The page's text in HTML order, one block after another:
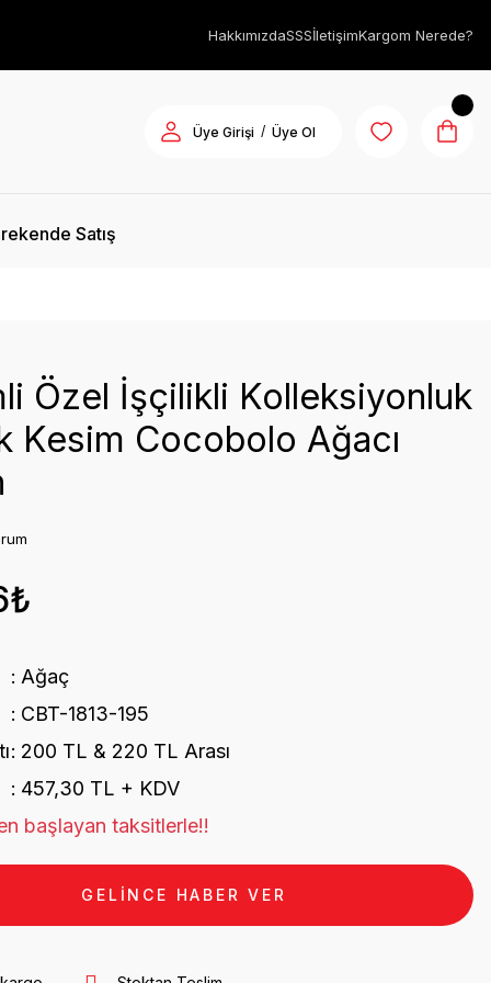
HakkımızdaSSSİletişimKargom Nerede?
Üye Girişi / Üye Ol
Satış
Özel İşçilikli Kolleksiyonluk
Kesim Cocobolo Ağacı
Ağaç
CBT-1813-195
200 TL & 220 TL Arası
457,30 TL + KDV
başlayan taksitlerle!!
GELİNCE HABER VER